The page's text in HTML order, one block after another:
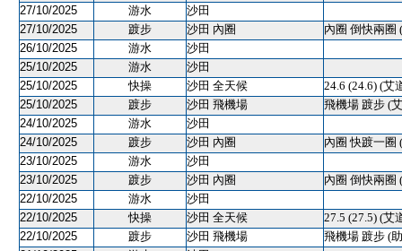
27/10/2025
游水
沙田
27/10/2025
踱步 沙田 內圈
內圈 倒快兩圈
26/10/2025
游水
沙田
25/10/2025
游水
沙田
25/10/2025
快操 沙田 全天候
24.6 (24.6) (艾
25/10/2025
踱步 沙田 飛機場
飛機場 踱步 (
24/10/2025
游水
沙田
24/10/2025
踱步 沙田 內圈
內圈 快踱一圈
23/10/2025
游水
沙田
23/10/2025
踱步 沙田 內圈
內圈 倒快兩圈
22/10/2025
游水
沙田
22/10/2025
快操 沙田 全天候
27.5 (27.5) (艾
22/10/2025
踱步 沙田 飛機場
飛機場 踱步 (